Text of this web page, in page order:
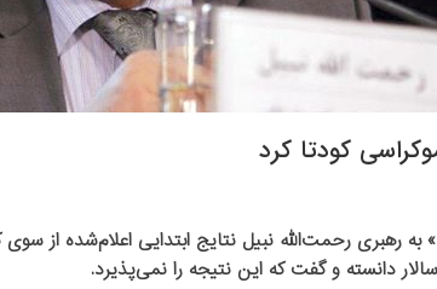
کودتا کرد
رهبری رحمت‌الله نبیل نتایج ابتدایی اعلام‌شده از
دانسته و گفت که این نتیجه را نمی‌پذیرد.